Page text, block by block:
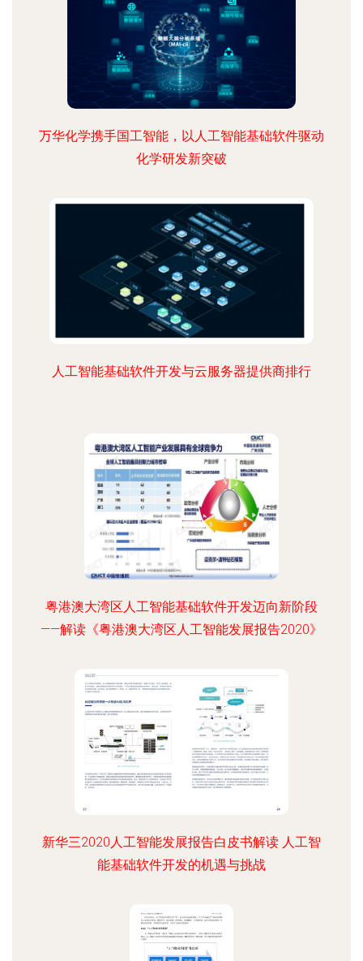
万华化学携手国工智能，以人工智能基础软件驱动
化学研发新突破
人工智能基础软件开发与云服务器提供商排行
粤港澳大湾区人工智能基础软件开发迈向新阶段
——解读《粤港澳大湾区人工智能发展报告2020》
新华三2020人工智能发展报告白皮书解读 人工智
能基础软件开发的机遇与挑战